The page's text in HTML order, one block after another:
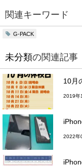
関連キーワード
G-PACK
未分類の関連記事
10月
2019年
2022年